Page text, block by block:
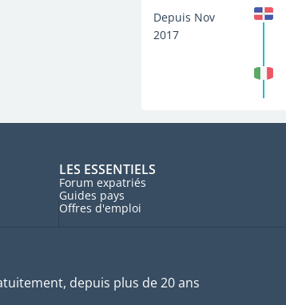
Depuis Nov
2017
LES ESSENTIELS
Forum expatriés
Guides pays
Offres d'emploi
depuis plus de 20 ans